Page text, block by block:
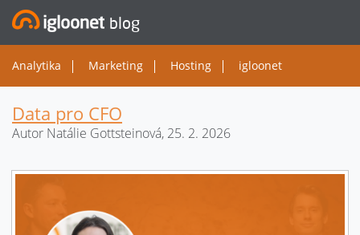
blog
Analytika Marketing Hosting igloonet
Data pro CFO
Autor Natálie Gottsteinová, 25. 2. 2026